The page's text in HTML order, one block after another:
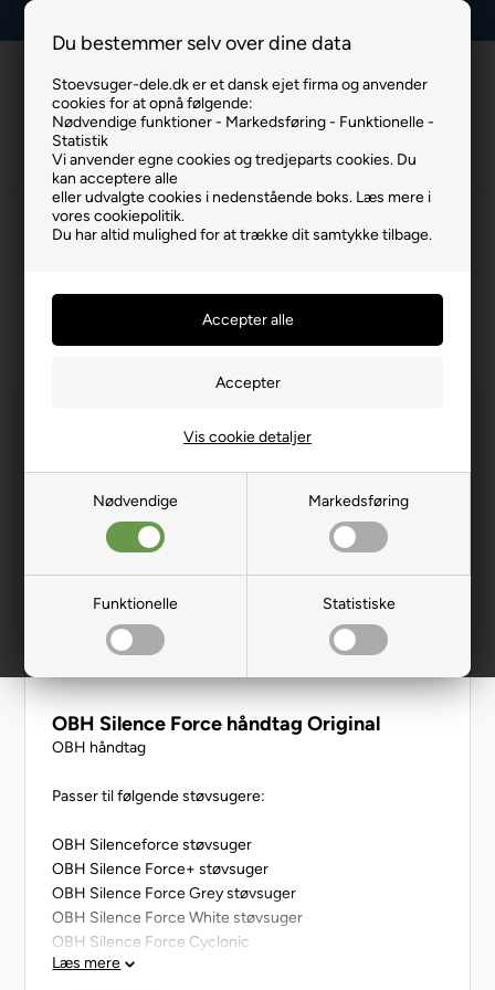
Du bestemmer selv over dine data
Stoevsuger-dele.dk er et dansk ejet firma og anvender
cookies for at opnå følgende:
Nødvendige funktioner - Markedsføring - Funktionelle -
Statistik
Vi anvender egne cookies og tredjeparts cookies. Du
kan acceptere alle
eller udvalgte cookies i nedenstående boks. Læs mere i
vores cookiepolitik.
Du har altid mulighed for at trække dit samtykke tilbage.
Nødvendige Markedsføring
Funktionelle Statistiske
Vis cookie detaljer
InfoKurv
OBH SILENCE FORCE STØVSUGER
TILBEHØR
OBH Silence Force håndtag Original
OBH håndtag
Passer til følgende støvsugere:
OBH Silenceforce støvsuger
OBH Silence Force+ støvsuger
OBH Silence Force Grey støvsuger
OBH Silence Force White støvsuger
OBH Silence Force Cyclonic
OBH Silence Force Multi Cyclonic
Læs mere